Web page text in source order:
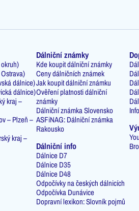
dálnice)
dálnice)
kraj –
– Plzeň –
kraj –
Dálniční známky
Kde koupit dálniční známky
Ceny dálničních známek
Jak koupit dálniční známku
Ověření platnosti dálniční
známky
Dálniční známka Slovensko
ASFiNAG: Dálniční známka
Rakousko
Dálniční info
Dálnice D7
Dálnice D35
Dálnice D48
Odpočívky na českých dálnicích
Odpočívka Dunávice
Dopravní lexikon: Slovník pojmů